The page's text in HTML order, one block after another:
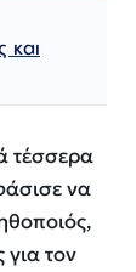
και
τέσσερα
να
για τον